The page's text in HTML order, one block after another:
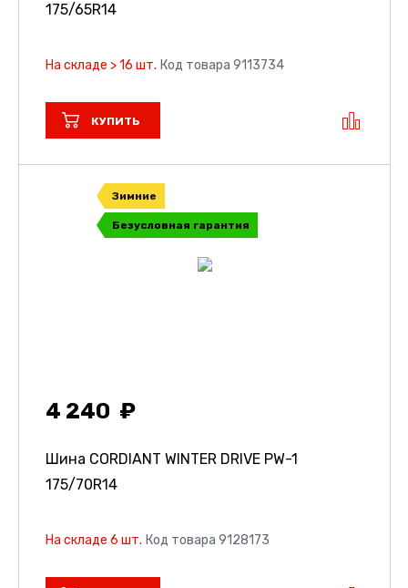
175/65R14
На складе > 16 шт. Код товара 9113734
КУПИТЬ
Зимние
Безусловная гарантия
4 240
Шина CORDIANT WINTER DRIVE PW-1
175/70R14
На складе 6 шт. Код товара 9128173